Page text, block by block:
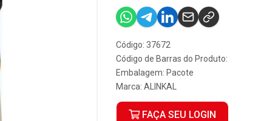
Código: 37672
Código de Barras do Produto:
Embalagem: Pacote
Marca: ALINKAL
FAÇA SEU LOGIN